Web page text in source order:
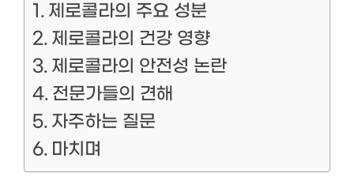
제로콜라의 주요 성분
제로콜라의 건강 영향
제로콜라의 안전성 논란
전문가들의 견해
자주하는 질문
마치며